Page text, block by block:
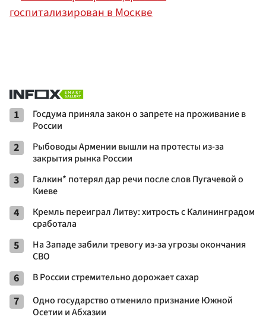
госпитализирован в Москве
1
Госдума приняла закон о запрете на проживание в
России
2
Рыбоводы Армении вышли на протесты из-за
закрытия рынка России
3
Галкин* потерял дар речи после слов Пугачевой о
Киеве
4
Кремль переиграл Литву: хитрость с Калининградом
сработала
5
На Западе забили тревогу из-за угрозы окончания
СВО
6 В России стремительно дорожает сахар
7
Одно государство отменило признание Южной
Осетии и Абхазии